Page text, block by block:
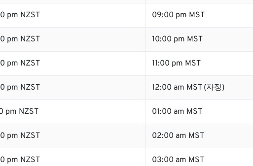
pm NZST 09:00 pm MST
pm NZST 10:00 pm MST
pm NZST 11:00 pm MST
pm NZST 12:00 am MST (자정)
pm NZST 01:00 am MST
pm NZST 02:00 am MST
pm NZST 03:00 am MST